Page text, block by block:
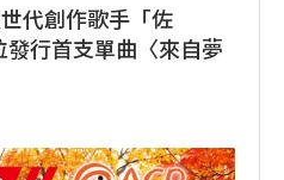
代創作歌手「佐
行首支單曲〈來自夢